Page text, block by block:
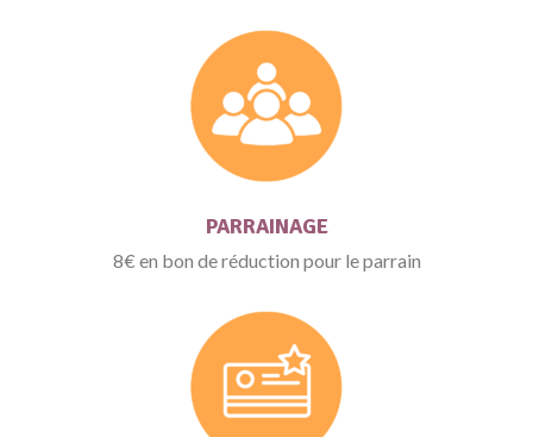
PARRAINAGE
8€ en bon de réduction pour le parrain